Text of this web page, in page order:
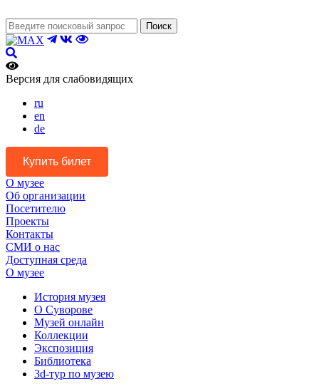
Поиск
Версия для слабовидящих
ru
en
de
Купить билет
О музее
Об организации
Посетителю
Проекты
Контакты
СМИ о нас
Доступная среда
О музее
История музея
О Суворове
Музей онлайн
Коллекции
Экспозиция
Библиотека
3d-тур по музею